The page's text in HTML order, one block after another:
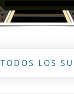
TODOS LOS